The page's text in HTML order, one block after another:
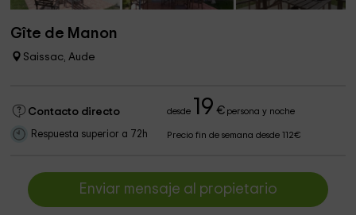
Gîte de Manon
Saissac, Aude
Contacto directo desde 19 €persona y noche
Respuesta superior a 72h Precio fin de semana desde 112€
Enviar mensaje al propietario